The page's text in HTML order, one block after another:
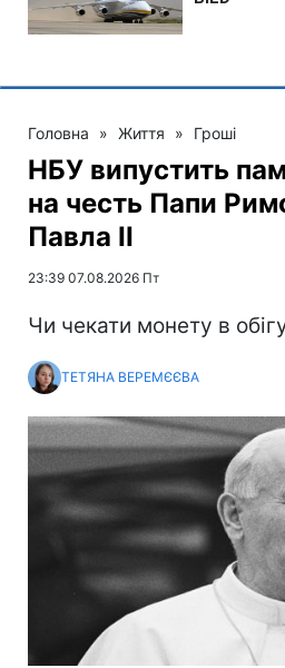
Головна » Життя » Гроші
НБУ випустить
на честь Папи
Павла II
23:39 07.08.2026 Пт
Чи чекати монету в
ТЕТЯНА ВЕРЕМЄЄВА